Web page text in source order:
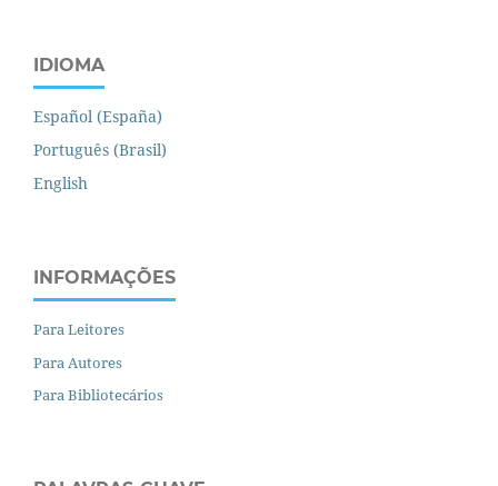
IDIOMA
Español (España)
Português (Brasil)
English
INFORMAÇÕES
Para Leitores
Para Autores
Para Bibliotecários